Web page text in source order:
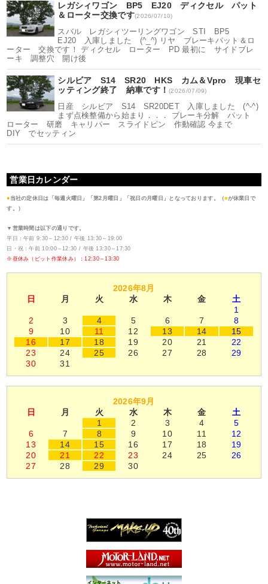
レガシィワゴン BP5 EJ20 ディクセル パット
＆ローター交換です(2026/07/10)
スバル レガシィツーリングワゴン STI BP5
EJ20 入庫しました (^_^) リヤ ブレーキパット＆ロ
ーター 交換です！ ディクセル ローター PD 最初に サイドブレ
ーキ 調整穴 開け後
シルビア S14 SR20 HKS カム＆Vpro 現車セ
ッティング終了 納車です！(2026/07/09)
日産 シルビア S14 SR20DET 入庫しました (^-^)
まず点検整備から始まり．．． ブレーキ分解 パット
ローター 研磨 キャリパー スライドピン 作動確認 今まで
DIY でセッティン
営業日カレンダー
● 当社の定休日は「毎週火曜日」「第2月曜日」「祝日の月曜日」となっております。（■が休業日で
す。）
▼営業時間は以下の通りです。
平日：午前 9:30～12:30 / 午後 13:30～19:00
日・祝：午前 10:00～12:30 / 午後 13:30～17:30
※昼休み（ピット作業休み）：12:30～13:30
2026年8月
日
月 火 水 木 金
土
1
2
3 4 5 6 7
8
9
10 11 12 13 14
15
16
17 18 19 20 21
22
23
24 25 26 27 28
29
30
31
2026年9月
日
月 火 水 木 金
土
1
2 3 4
5
6
7 8 9 10 11
12
13
14 15 16 17 18
19
20
21 22 23 24 25
26
27
28 29 30